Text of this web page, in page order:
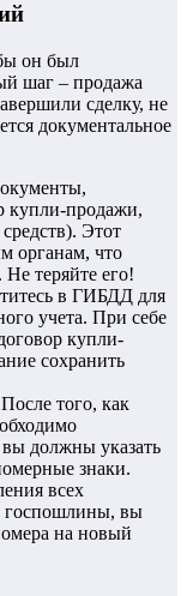
он был
шаг – продажа
сделку, не
документальное
купли-продажи,
Этот
органам, что
теряйте его!
в ГИБДД для
учета. При себе
купли-
сохранить
После того, как
должны указать
знаки.
всех
госпошлины, вы
на новый